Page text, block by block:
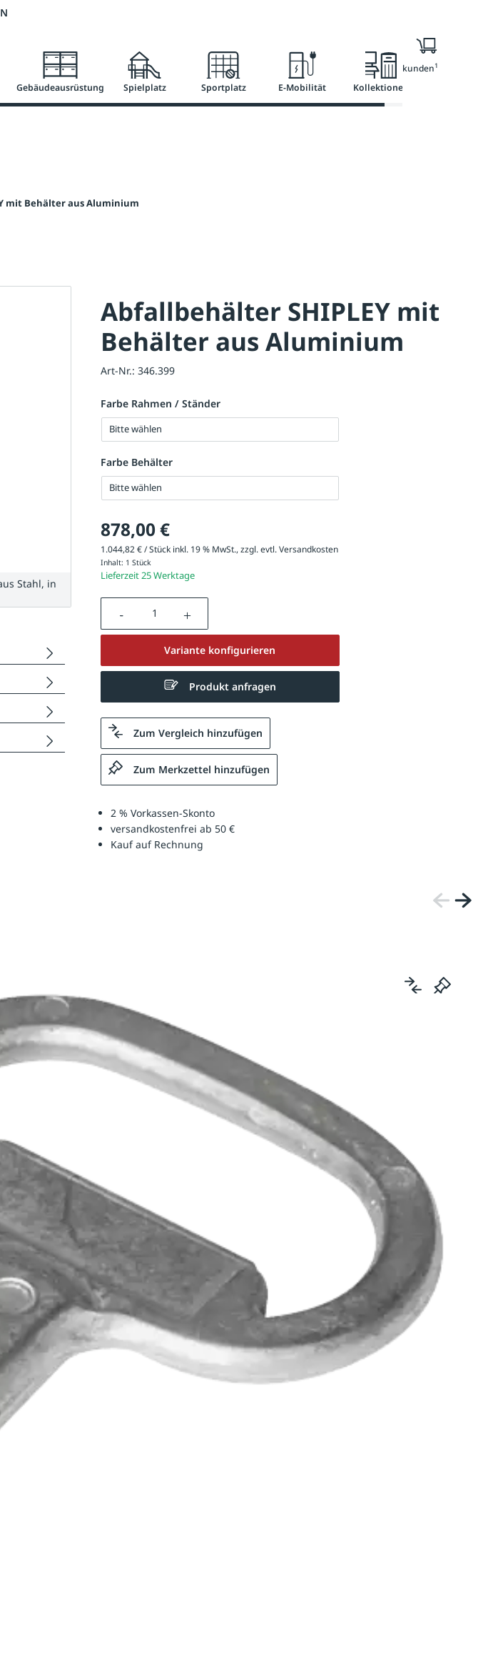
ab 50 €
Gebäudeausrüstung Spielplatz Sportplatz E-Mobilität Kollektionen
Nur für Geschäftskunden1
mit Behälter aus Aluminium
Abfallbehälter SHIPLEY mit
Behälter aus Aluminium
Art-Nr.: 346.399
Farbe Rahmen / Ständer
Bitte wählen
Farbe Behälter
Bitte wählen
878,00 €
1.044,82 € / Stück inkl. 19 % MwSt., zzgl. evtl.Versandkosten
Inhalt: 1 Stück
Lieferzeit 25 Werktage
Produkt Anzahl: Gib den gewünschten Wert ein oder
Variante konfigurieren
Produkt anfragen
Zum Vergleich hinzufügen
Zum Merkzettel hinzufügen
2 % Vorkassen-Skonto
versandkostenfrei ab 50 €
Kauf auf Rechnung
Stahl, in